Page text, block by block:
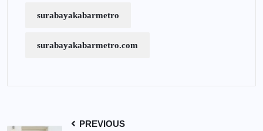
surabayakabarmetro
surabayakabarmetro.com
PREVIOUS